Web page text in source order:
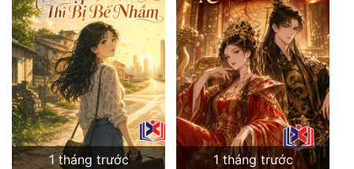
1 tháng trước
1 tháng trước